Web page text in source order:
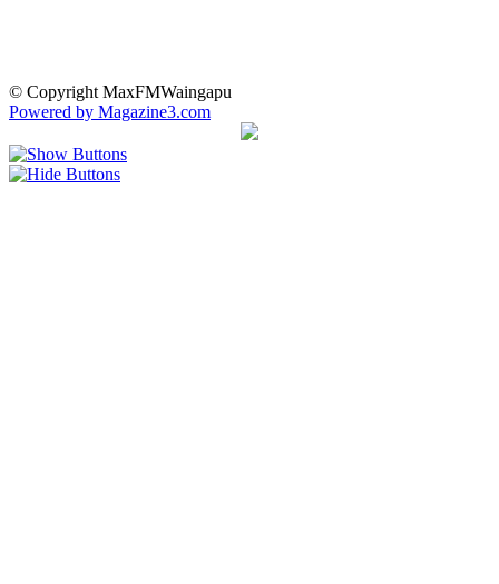
© Copyright MaxFMWaingapu
Powered by Magazine3.com